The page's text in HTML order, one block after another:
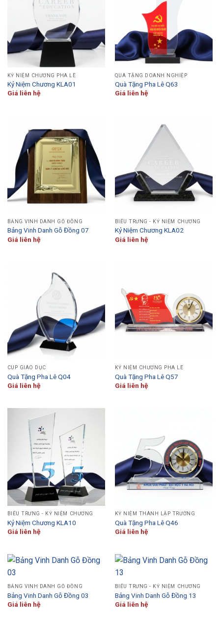
KỶ NIỆM CHƯƠNG PHA LÊ
Kỷ Niệm Chương KLA01
Giá liên hệ
QUÀ TẶNG DOANH NGHIỆP
Quà Tặng Pha Lê Q63
Giá liên hệ
BẢNG VINH DANH GỖ ĐỒNG
Bảng Vinh Danh Gỗ Đồng 07
Giá liên hệ
BIỂU TRƯNG - KỶ NIỆM CHƯƠNG
Kỷ Niệm Chương KLA02
Giá liên hệ
CÚP GIÁO DỤC
Quà Tặng Pha Lê Q04
Giá liên hệ
KỶ NIỆM CHƯƠNG PHA LÊ
Quà Tặng Pha Lê Q57
Giá liên hệ
BIỂU TRƯNG - KỶ NIỆM CHƯƠNG
Kỷ Niệm Chương KLA10
Giá liên hệ
KỶ NIỆM THÀNH LẬP TRƯỜNG
Quà Tặng Pha Lê Q46
Giá liên hệ
BẢNG VINH DANH GỖ ĐỒNG
Bảng Vinh Danh Gỗ Đồng 03
Giá liên hệ
BIỂU TRƯNG - KỶ NIỆM CHƯƠNG
Bảng Vinh Danh Gỗ Đồng 13
Giá liên hệ